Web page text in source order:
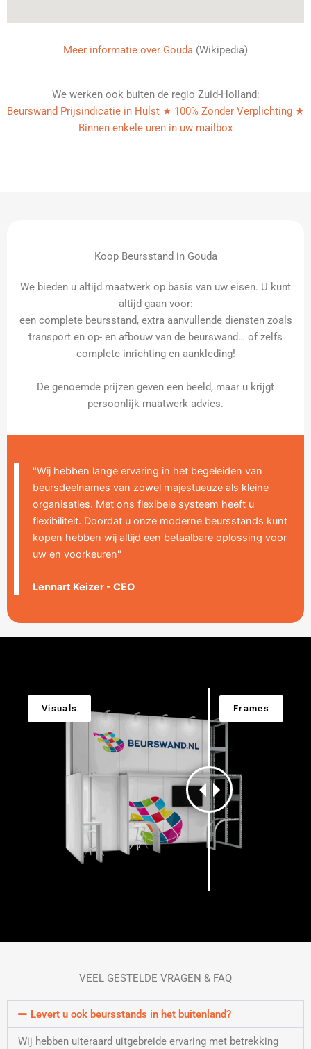
Meer informatie over Gouda (Wikipedia)
We werken ook buiten de regio Zuid-Holland:
Beurswand Prijsindicatie in Hulst ★ 100% Zonder Verplichting ★
Binnen enkele uren in uw mailbox
Koop Beursstand in Gouda
We bieden u altijd maatwerk op basis van uw eisen. U kunt
altijd gaan voor:
een complete beursstand, extra aanvullende diensten zoals
transport en op- en afbouw van de beurswand… of zelfs
complete inrichting en aankleding!
De genoemde prijzen geven een beeld, maar u krijgt
persoonlijk maatwerk advies.
"Wij hebben lange ervaring in het begeleiden van
beursdeelnames van zowel majestueuze als kleine
organisaties. Met ons flexibele systeem heeft u
flexibiliteit. Doordat u onze moderne beursstands kunt
kopen hebben wij altijd een betaalbare oplossing voor
uw en voorkeuren"
Lennart Keizer - CEO
VEEL GESTELDE VRAGEN & FAQ
Levert u ook beursstands in het buitenland?
Wij hebben uiteraard uitgebreide ervaring met betrekking